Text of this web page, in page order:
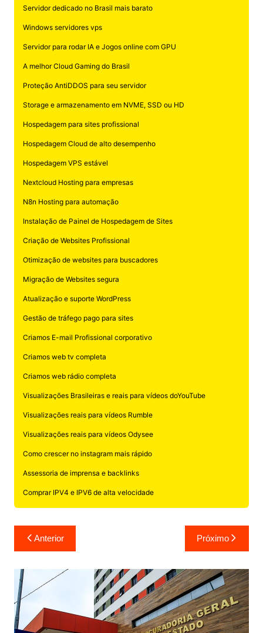
Servidor dedicado no Brasil mais barato
Windows servidores vps
Servidor para rodar IA e Jogos online com GPU
A melhor Cloud Gaming do Brasil
Proteção AntiDDOS para seu servidor
Storage e armazenamento em NVME, SSD ou HD
Hospedagem para sites profissional
Hospedagem Cloud de alto desempenho
Hospedagem VPS estável
Nextcloud Hosting para empresas
N8n Hosting para automação
Instalação de Painel de Hospedagem de Sites
Criação de Websites Profissional
Otimização de websites para buscadores
Migração de Websites segura
Atualização e suporte WordPress
Gestão de tráfego pago para sites
Criamos E-mail Profissional corporativo
Criamos web tv completa
Criamos web rádio completa
Visualizações Brasileiras e reais para vídeos doYouTube
Visualizações reais para vídeos Rumble
Visualizações reais para vídeos Odysee
Como crescer no instagram mais rápido
Assessoria de imprensa e backlinks
Comprar IPV4 e IPV6 de alta velocidade
Navegação
de
Post
Anterior Próximo